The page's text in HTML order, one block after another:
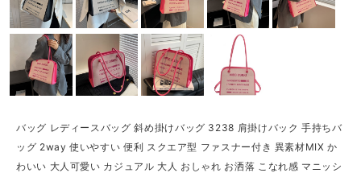
バッグ レディースバッグ 斜め掛けバッグ 3238 肩掛けバック 手持ちバ
ッグ 2way 使いやすい 便利 スクエア型 ファスナー付き 異素材MIX か
わいい 大人可愛い カジュアル 大人 おしゃれ お洒落 こなれ感 マニッシ